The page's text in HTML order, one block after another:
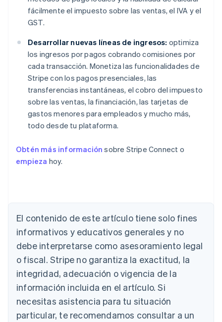
fácilmente el impuesto sobre las ventas, el IVA y el
GST.
Desarrollar nuevas líneas de ingresos: optimiza
los ingresos por pagos cobrando comisiones por
cada transacción. Monetiza las funcionalidades de
Stripe con los pagos presenciales, las
transferencias instantáneas, el cobro del impuesto
sobre las ventas, la financiación, las tarjetas de
gastos menores para empleados y mucho más,
todo desde tu plataforma.
Obtén más información sobre Stripe Connect o
empieza hoy.
El contenido de este artículo tiene solo fines
informativos y educativos generales y no
debe interpretarse como asesoramiento legal
o fiscal. Stripe no garantiza la exactitud, la
integridad, adecuación o vigencia de la
información incluida en el artículo. Si
necesitas asistencia para tu situación
particular, te recomendamos consultar a un
DeutschEnglish
Australia
English
Austria
DeutschEnglish
Nederlands FrançaisDeutsch English
Brasil
Português English
Bulgaria
English
Canadá